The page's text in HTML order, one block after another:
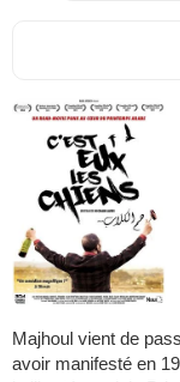
Majhoul vient de
avoir manifesté en